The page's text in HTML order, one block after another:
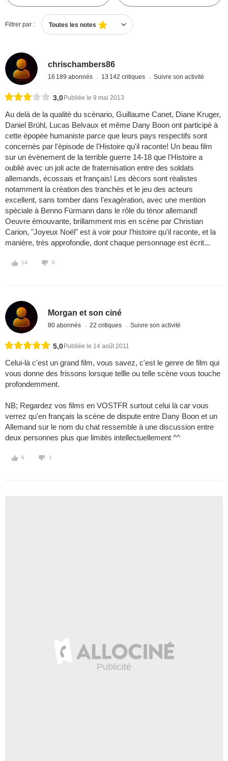
Filtrer par : Toutes les notes
chrischambers86
16 189 abonnés 13 142 critiques Suivre son activité
3,0 Publiée le 9 mai 2013
Au delà de la qualitè du scènario, Guillaume Canet, Diane Kruger,
Daniel Brühl, Lucas Belvaux et même Dany Boon ont participè à
cette èpopèe humaniste parce que leurs pays respectifs sont
concernès par l'èpisode de l'Histoire qu'il raconte! Un beau film
sur un èvènement de la terrible guerre 14-18 que l'Histoire a
oubliè avec un joli acte de fraternisation entre des soldats
allemands, ècossais et français! Les dècors sont rèalistes
notamment la crèation des tranchès et le jeu des acteurs
excellent, sans tomber dans l'exagèration, avec une mention
spèciale à Benno Fürmann dans le rôle du tènor allemand!
Oeuvre èmouvante, brillamment mis en scène par Christian
Carion, "Joyeux Noël" est à voir pour l'histoire qu'il raconte, et la
manière, très approfondie, dont chaque personnage est ècrit...
14 5
Morgan et son ciné
80 abonnés 22 critiques Suivre son activité
5,0 Publiée le 14 août 2011
Celui-là c'est un grand film, vous savez, c'est le genre de film qui
vous donne des frissons lorsque tellle ou telle scène vous touche
profondemment.
NB; Regardez vos films en VOSTFR surtout celui là car vous
verrez qu'en français la scène de dispute entre Dany Boon et un
Allemand sur le nom du chat ressemble à une discussion entre
deux personnes plus que limités intellectuellement ^^
6 1